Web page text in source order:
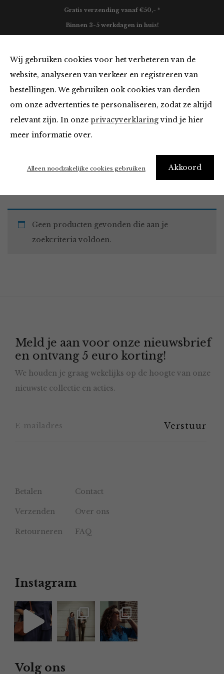
Wij gebruiken cookies voor het verbeteren van de
website, analyseren van verkeer en registreren van
bestellingen. We gebruiken ook cookies van derden
om onze advertenties te personaliseren, zodat ze altijd
relevant zijn. In onze privacyverklaringvind je hier
meer informatie over.
Akkoord
Alleen noodzakelijke cookies gebruiken
Gratis verzending vanaf €50,- *
Binnen 3-5 werkdagen in huis!
Blazers & Jassen
Home Winkel Kleding Blazers & Jassen
Geen producten gevonden die aan je
zoekcriteria voldoen.
Meld je aan voor onze nieuwsbrief
en ontvang 5 euro korting!
We houden je graag wekelijks op de hoogte van onze
nieuwste collectie en acties.
Betalen Contact
Verzenden Over ons
Retourneren FAQ
Instagram
Volg ons